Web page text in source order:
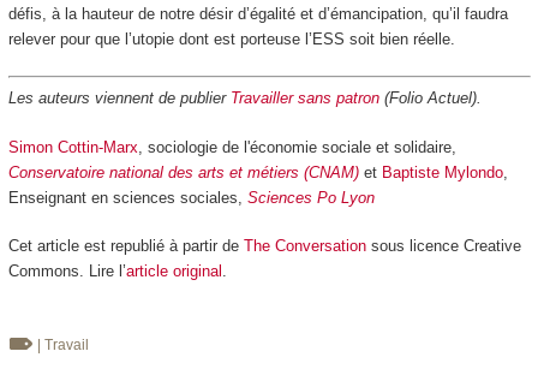
défis, à la hauteur de notre désir d’égalité et d’émancipation, qu’il faudra
relever pour que l’utopie dont est porteuse l’ESS soit bien réelle.
Les auteurs viennent de publier Travailler sans patron(Folio Actuel).
Simon Cottin-Marx , sociologie de l'économie sociale et solidaire,
Conservatoire national des arts et métiers (CNAM)et Baptiste Mylondo,
Enseignant en sciences sociales, Sciences Po Lyon
Cet article est republié à partir de The Conversationsous licence Creative
Commons. Lire l’article original .
| Travail